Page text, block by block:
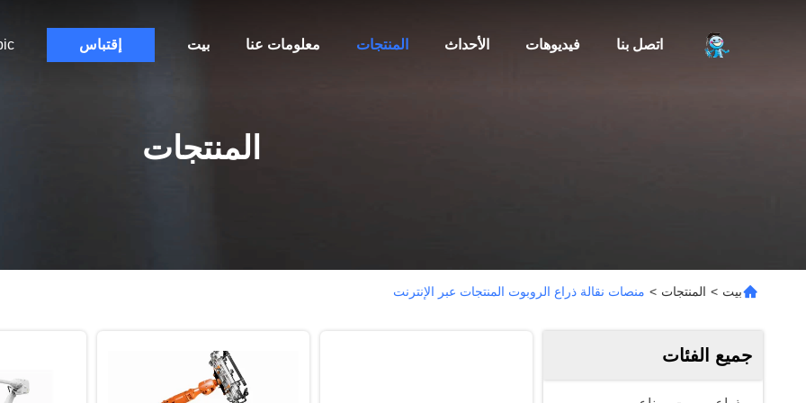
بيت معلومات عنا المنتجات الأحداث فيديوهات اتصل بنا إقتباس
المنتجات
بيت > المنتجات > منصات نقالة ذراع الروبوت المنتجات عبر الإنترنت
جميع الفئات